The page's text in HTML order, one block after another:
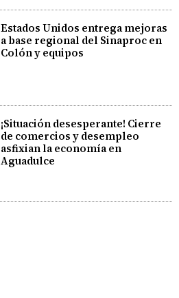
Estados Unidos entrega mejoras
a base regional del Sinaproc en
Colón y equipos
¡Situación desesperante! Cierre
de comercios y desempleo
asfixian la economía en
Aguadulce